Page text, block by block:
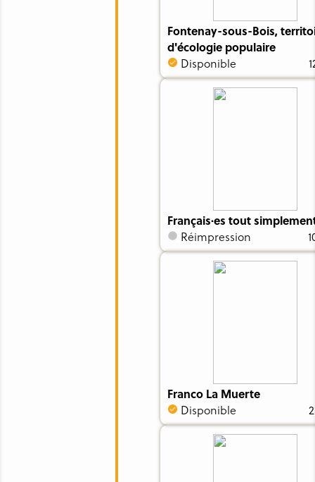
Fontenay-sous-Bois,
d'écologie populaire
Disponible
Français·es tout
Réimpression
Franco La Muerte
Disponible